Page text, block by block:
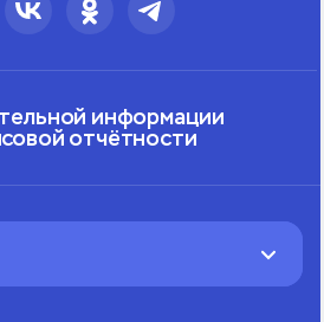
информации
отчётности